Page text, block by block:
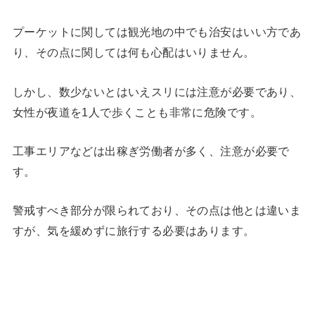
プーケットに関しては観光地の中でも治安はいい方であ
り、その点に関しては何も心配はいりません。
しかし、数少ないとはいえスリには注意が必要であり、
女性が夜道を1人で歩くことも非常に危険です。
工事エリアなどは出稼ぎ労働者が多く、注意が必要で
す。
警戒すべき部分が限られており、その点は他とは違いま
すが、気を緩めずに旅行する必要はあります。